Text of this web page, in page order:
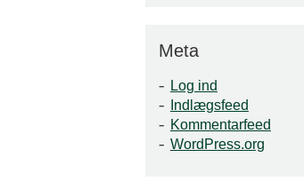
Meta
Log ind
Indlægsfeed
Kommentarfeed
WordPress.org